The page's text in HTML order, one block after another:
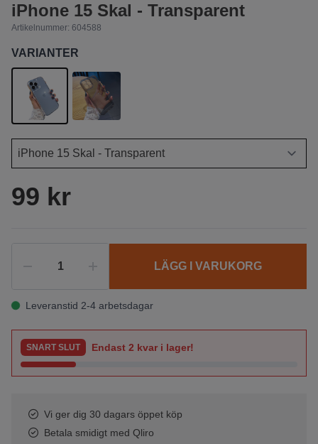
iPhone 15 Skal - Transparent
Artikelnummer: 604588
VARIANTER
99 kr
LÄGG I VARUKORG
Leveranstid 2-4 arbetsdagar
SNART SLUT Endast 2 kvar i lager!
Vi ger dig 30 dagars öppet köp
Betala smidigt med Qliro